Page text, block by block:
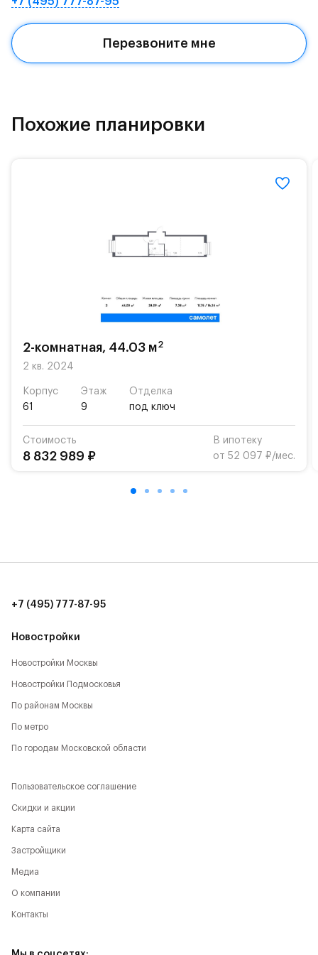
Красногорское и Рублево-Успенское шоссе.
Поблизости расположено новое наземное метро
МЦД «Одинцово».
Территория леса доступна для пеших и
Расположение позволяет вести здоровый образ
жизни и регулярно заниматься спортом, как на
свежем воздухе, так и в спортзале. Для комфортной
На территории квартала возведут детский сад и
школу. Также для наиболее одарённых детей есть
«Жуковка».
парковки.
Территория квартала приватная, въезд
осуществляется по пропускам.#yan19-2r1439651#
Перезвоните мне
Похожие планировки
2-комнатная, 44.03 м2
2 кв. 2024
Корпус
61
Этаж
9
Отделка
под ключ
Стоимость
8 832 989 ₽
В ипотеку
от 52 097 ₽/мес.
Новостройки
Новостройки Москвы
Новостройки Подмосковья
По районам Москвы
По метро
По городам Московской области
+7 (495) 777-87-95
Пользовательское соглашение
Скидки и акции
Карта сайта
Застройщики
Медиа
О компании
Контакты